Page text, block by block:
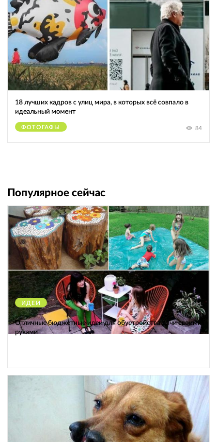
18 лучших кадров с улиц мира, в которых всё совпало в
идеальный момент
ФОТОГАФЫ 84
Популярное сейчас
ИДЕИ 38321
Отличные бюджетные идеи для обустройства дачи своими
руками